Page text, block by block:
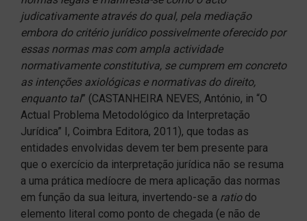
judicativamente através do qual, pela mediação
embora do critério jurídico possivelmente oferecido por
essas normas mas com ampla actividade
normativamente constitutiva, se cumprem em concreto
as intenções axiológicas e normativas do direito,
enquanto tal” (CASTANHEIRA NEVES, António, in “O
Actual Problema Metodológico da Interpretação
Jurídica” I, Coimbra Editora, 2011), que todas as
entidades envolvidas devem ter bem presente para
que o exercício da interpretação jurídica não se resuma
a uma prática medíocre de mera aplicação das normas
em função da sua leitura, invertendo-se a ratiodo
elemento literal como ponto de chegada (e não de